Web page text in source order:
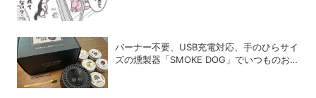
バーナー不要、USB充電対応、手のひらサイ
ズの燻製器「SMOKE DOG」でいつものお